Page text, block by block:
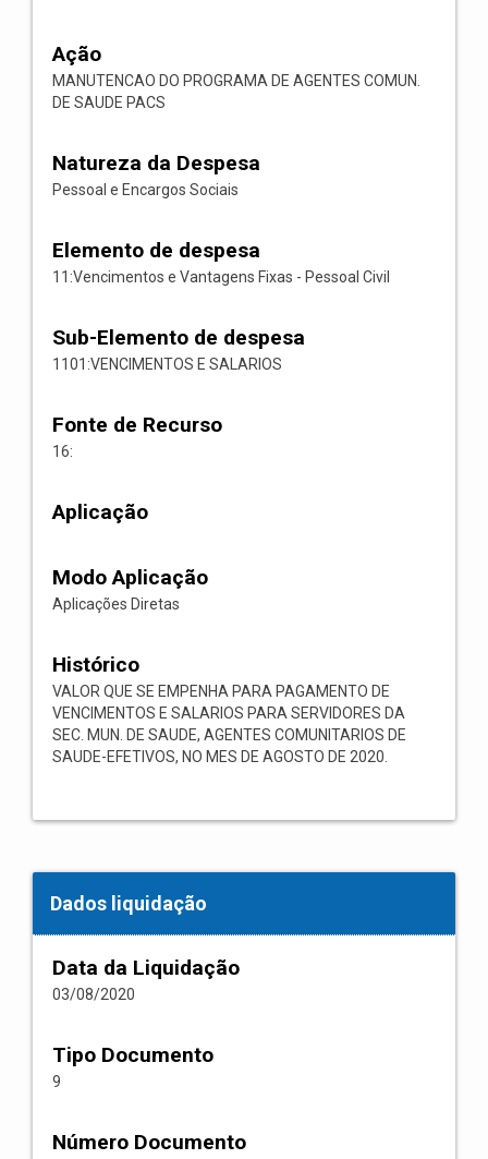
Ação
MANUTENCAO DO PROGRAMA DE AGENTES COMUN.
DE SAUDE PACS
Natureza da Despesa
Pessoal e Encargos Sociais
Elemento de despesa
11:Vencimentos e Vantagens Fixas - Pessoal Civil
Sub-Elemento de despesa
1101:VENCIMENTOS E SALARIOS
Fonte de Recurso
16:
Aplicação
Modo Aplicação
Aplicações Diretas
Histórico
VALOR QUE SE EMPENHA PARA PAGAMENTO DE
VENCIMENTOS E SALARIOS PARA SERVIDORES DA
SEC. MUN. DE SAUDE, AGENTES COMUNITARIOS DE
SAUDE-EFETIVOS, NO MES DE AGOSTO DE 2020.
Dados liquidação
Data da Liquidação
03/08/2020
Tipo Documento
9
Número Documento